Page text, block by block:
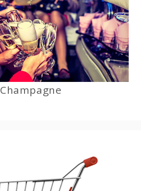
Champagne